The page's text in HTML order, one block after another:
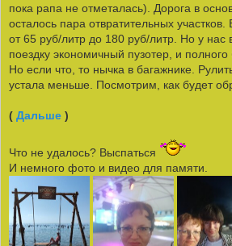
пока рапа не отметалась). Дорога в
осталось пара отвратительных участков.
от 65 руб/литр до 180 руб/литр. Но у нас
поездку экономичный пузотер, и полного
Но если что, то нычка в багажнике.
устала меньше. Посмотрим, как будет
( Дальше )
Что не удалось? Выспаться
И немного фото и видео для памяти.